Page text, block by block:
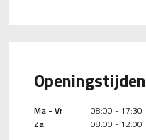
Openingstijden
Ma - Vr
08:00 - 17:30
Za
08:00 - 12:00